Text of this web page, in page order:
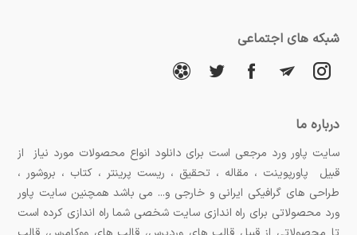
شبکه های اجتماعی
درباره ما
سایت پاور ورد مرجعی است برای دانلود انواع محصولات مورد نیاز از
قبیل پاورپوینت ، مقاله ، تحقیق ، ریست پرینتر ، کتاب ، بروشور ،
طراحی های گرافیکی ایرانی و خارجی و... می باشد همچنین سایت پاور
ورد محصولاتی برای راه اندازی سایت شخصی شما راه اندازی کرده است